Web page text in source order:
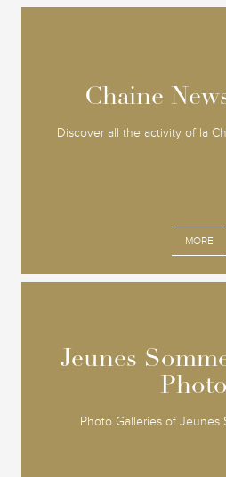
Chaine
Discover all the activity of la
MORE
Chaine
Jeunes
Photo Galleries of Jeunes
Jeunes